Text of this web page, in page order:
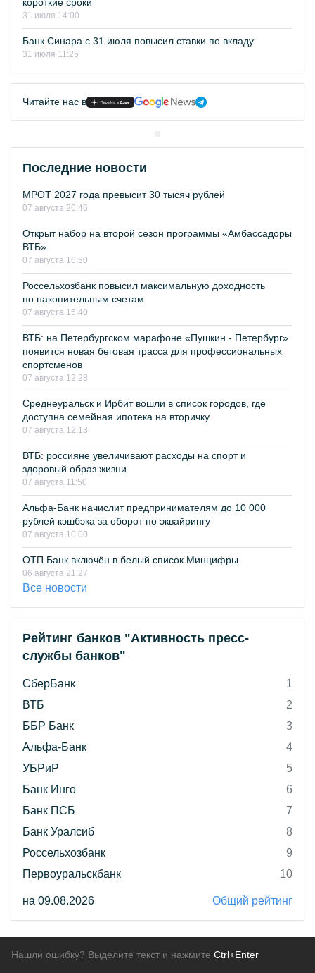
31 июля 14:00
Банк Синара с 31 июля повысил ставки по вкладу
31 июля 11:25
Читайте нас в
Последние новости
МРОТ 2027 года превысит 30 тысяч рублей
07 августа 20:46
Открыт набор на второй сезон программы «Амбассадоры
ВТБ»
07 августа 16:30
Россельхозбанк повысил максимальную доходность
по накопительным счетам
07 августа 15:40
ВТБ: на Петербургском марафоне «Пушкин - Петербург»
появится новая беговая трасса для профессиональных
спортсменов
07 августа 12:28
Среднеуральск и Ирбит вошли в список городов, где
доступна семейная ипотека на вторичку
07 августа 12:13
ВТБ: россияне увеличивают расходы на спорт и
здоровый образ жизни
07 августа 11:50
Альфа-Банк начислит предпринимателям до 10 000
рублей кэшбэка за оборот по эквайрингу
07 августа 10:00
ОТП Банк включён в белый список Минцифры
06 августа 21:27
Все новости
Рейтинг банков "Активность пресс-
службы банков"
СберБанк
1
ВТБ
2
ББР Банк
3
Альфа-Банк
4
УБРиР
5
Банк Инго
6
Банк ПСБ
7
Банк Уралсиб
8
Россельхозбанк
9
Первоуральскбанк
10
на 09.08.2026 Общий рейтинг
Нашли ошибку? Выделите текст и нажмите Ctrl+Enter